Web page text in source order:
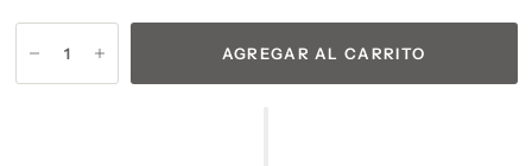
AGREGAR AL CARRITO